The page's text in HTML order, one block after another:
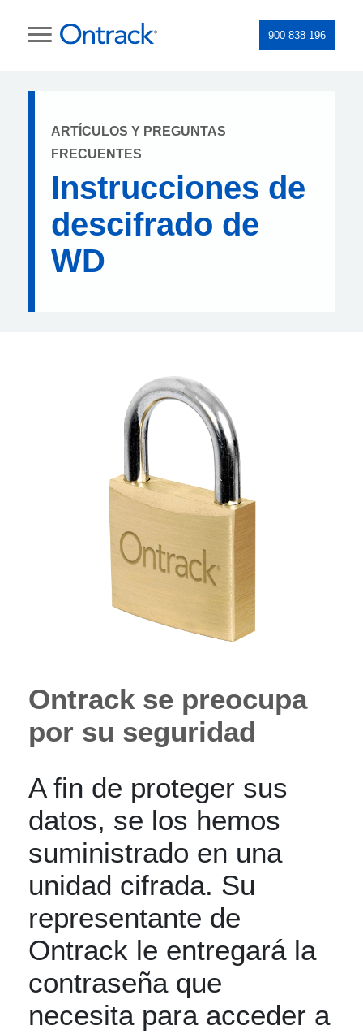
900 838 196
ARTÍCULOS Y PREGUNTAS
FRECUENTES
Instrucciones de
descifrado de
WD
Ontrack se preocupa
por su seguridad
A fin de proteger sus
datos, se los hemos
suministrado en una
unidad cifrada. Su
representante de
Ontrack le entregará la
contraseña que
necesita para acceder a